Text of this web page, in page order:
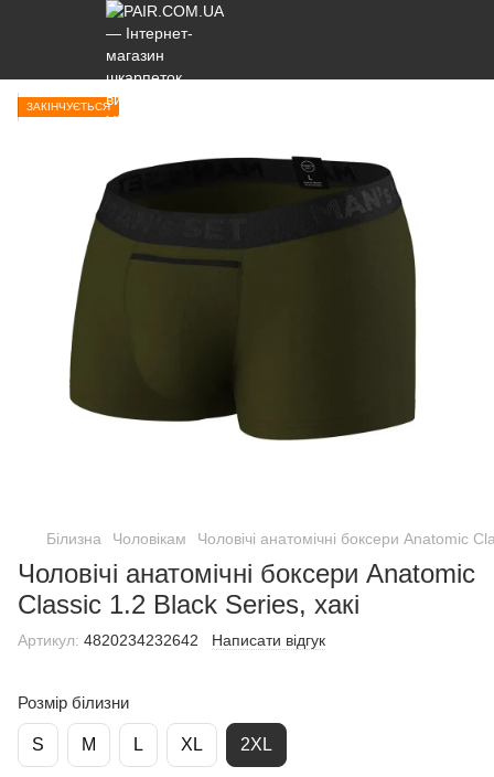
ЗАКІНЧУЄТЬСЯ
Білизна Чоловікам Чоловічі анатомічні боксери Anatomic
Чоловічі анатомічні боксери Anatomic
Classic 1.2 Black Series, хакі
Артикул: 4820234232642 Написати відгук
Розмір білизни
S M L XL 2XL